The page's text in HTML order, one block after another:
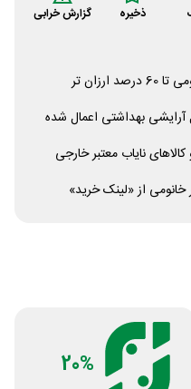
ذخیره گزارش خرابی
ارزان تر
نایاب معتبر خارجی
از «لینک خرید»
20%